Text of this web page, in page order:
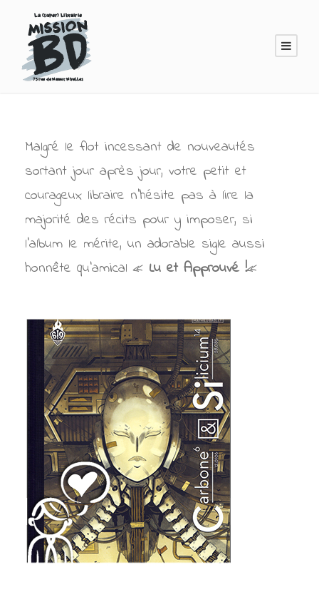
Malgré le flot incessant de nouveautés
sortant jour après jour, votre petit et
courageux libraire n’hésite pas à lire la
majorité des récits pour y imposer, si
l’album le mérite, un adorable sigle aussi
honnête qu’amical « Lu et Approuvé !«